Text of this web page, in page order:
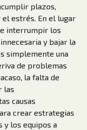
plazos,
estrés. En el lugar
interrumpir los
y bajar la
simplemente una
de problemas
la falta de
las
causas
crear estrategias
y los equipos a